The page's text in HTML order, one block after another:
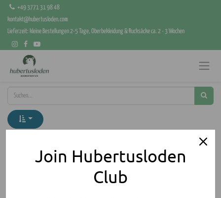
+49 3771 31 98 48
kontakt@hubertusloden.com
Lieferzeit: kleine Bestellungen 2-5 Tage, Oberbekleidung & Rucksäcke ca. 2 - 3 Wochen
Join Hubertusloden
Club